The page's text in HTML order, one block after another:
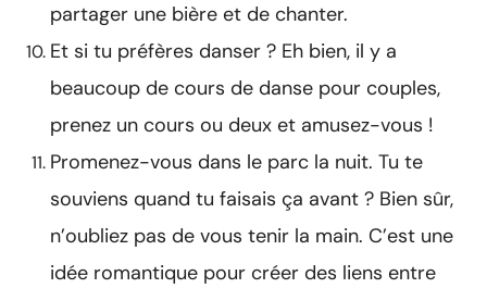
partager une bière et de chanter.
Et si tu préfères danser ? Eh bien, il y a
beaucoup de cours de danse pour couples,
prenez un cours ou deux et amusez-vous !
Promenez-vous dans le parc la nuit. Tu te
souviens quand tu faisais ça avant ? Bien sûr,
n’oubliez pas de vous tenir la main. C’est une
idée romantique pour créer des liens entre